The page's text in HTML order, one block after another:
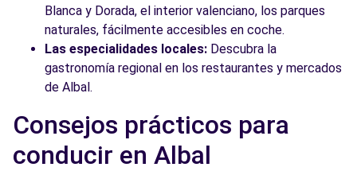
Blanca y Dorada, el interior valenciano, los parques
naturales, fácilmente accesibles en coche.
Las especialidades locales: Descubra la
gastronomía regional en los restaurantes y mercados
de Albal.
Consejos prácticos para
conducir en Albal